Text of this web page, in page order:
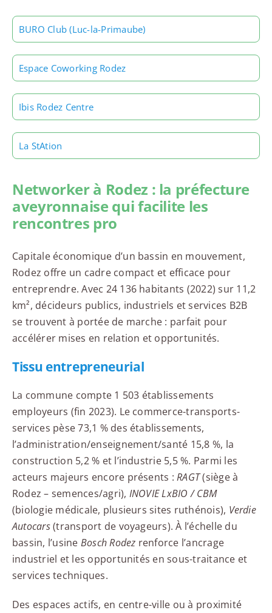
BURO Club (Luc-la-Primaube)
Espace Coworking Rodez
Ibis Rodez Centre
La StAtion
Networker à Rodez : la préfecture
aveyronnaise qui facilite les
rencontres pro
Capitale économique d’un bassin en mouvement,
Rodez offre un cadre compact et efficace pour
entreprendre. Avec 24 136 habitants (2022) sur 11,2
km², décideurs publics, industriels et services B2B
se trouvent à portée de marche : parfait pour
accélérer mises en relation et opportunités.
Tissu entrepreneurial
La commune compte 1 503 établissements
employeurs (fin 2023). Le commerce-transports-
services pèse 73,1 % des établissements,
l’administration/enseignement/santé 15,8 %, la
construction 5,2 % et l’industrie 5,5 %. Parmi les
acteurs majeurs encore présents :RAGT(siège à
Rodez – semences/agri), INOVIE LxBIO / CBM
(biologie médicale, plusieurs sites ruthénois), Verdie
Autocars(transport de voyageurs). À l’échelle du
bassin, l’usine Bosch Rodez renforce l’ancrage
industriel et les opportunités en sous-traitance et
services techniques.
Des espaces actifs, en centre-ville ou à proximité